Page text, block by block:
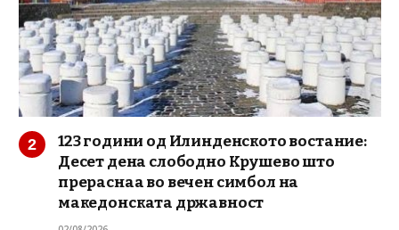
123 години од Илинденското востание:
Десет дена слободно Крушево што
прераснаа во вечен симбол на
македонската државност